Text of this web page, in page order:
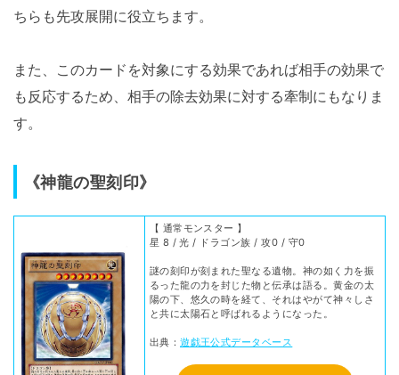
ちらも先攻展開に役立ちます。
また、このカードを対象にする効果であれば相手の効果で
も反応するため、相手の除去効果に対する牽制にもなりま
す。
《神龍の聖刻印》
【 通常モンスター 】
星 8 / 光 / ドラゴン族 / 攻0 / 守0
謎の刻印が刻まれた聖なる遺物。神の如く力を振
るった龍の力を封じた物と伝承は語る。黄金の太
陽の下、悠久の時を経て、それはやがて神々しさ
と共に太陽石と呼ばれるようになった。
出典：遊戯王公式データベース